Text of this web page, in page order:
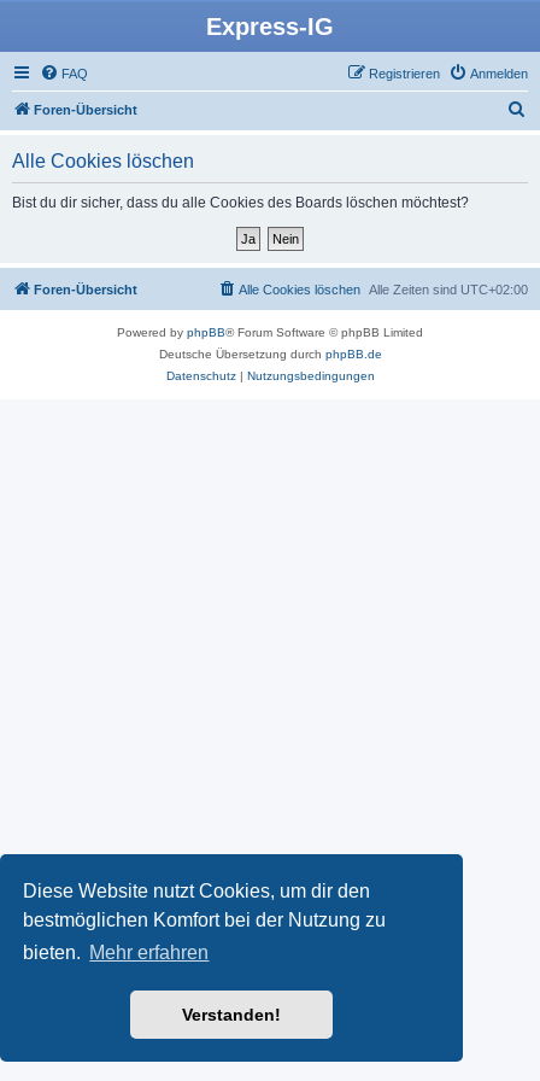
Diese Website nutzt Cookies, um dir den
bestmöglichen Komfort bei der Nutzung zu
bieten. Mehr erfahren
Verstanden!
Express-IG
FAQ Anmelden
Registrieren
Foren-Übersicht
Alle Cookies löschen
Bist du dir sicher, dass du alle Cookies des Boards löschen möchtest?
Foren-Übersicht Alle Zeiten sind UTC+02:00
Alle Cookies löschen
Powered by phpBB® Forum Software © phpBB Limited
Deutsche Übersetzung durch phpBB.de
Datenschutz| Nutzungsbedingungen